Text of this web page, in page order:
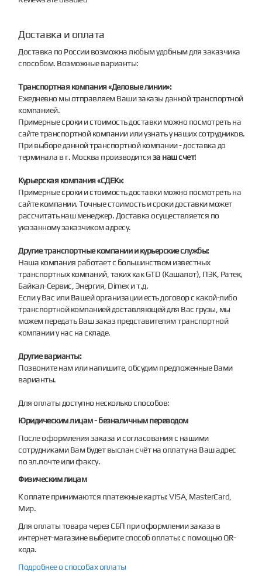
Доставка и оплата
Доставка по России возможна любым удобным для заказчика
способом. Возможные варианты:
Транспортная компания «Деловые линии»:
Ежедневно мы отправляем Ваши заказы данной транспортной
компанией.
Примерные сроки и стоимость доставки можно посмотреть на
сайте транспортной компании или узнать у наших сотрудников.
При выборе данной транспортной компании - доставка до
терминала в г. Москва производитсяза наш счет!
Курьерская компания «СДЕК»:
Примерные сроки и стоимость доставки можно посмотреть на
сайте компании. Точные стоимость и сроки доставки может
рассчитать наш менеджер. Доставка осуществляется по
указанному заказчиком адресу.
Другие транспортные компании и курьерские службы:
Наша компания работает с большинством известных
транспортных компаний, таких как GTD (Кашалот), ПЭК, Ратек,
Байкал-Сервис, Энергия, Dimex и т.д.
Если у Вас или Вашей организации есть договор с какой-либо
транспортной компанией доставляющей для Вас грузы, мы
можем передать Ваш заказ представителям транспортной
компании у нас на складе.
Другие варианты:
Позвоните нам или напишите, обсудим предложенные Вами
варианты.
Для оплаты доступно несколько способов:
Юридическим лицам - безналичным переводом
После оформления заказа и согласования с нашими
сотрудниками Вам будет выслан счёт на оплату на Ваш адрес
по эл.почте или факсу.
Физическим лицам
К оплате принимаются платежные карты: VISA, MasterCard,
Мир.
Для оплаты товара через СБП при оформлении заказа в
интернет-магазине выберите способ оплаты: с помощью QR-
кода.
Подробнее о способах оплаты